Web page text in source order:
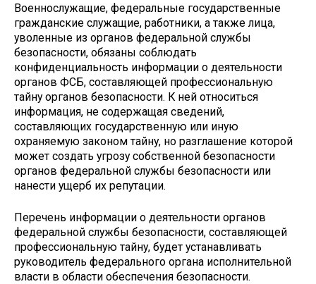
Военнослужащие, федеральные государственные
гражданские служащие, работники, а также лица,
уволенные из органов федеральной службы
безопасности, обязаны соблюдать
конфиденциальность информации о деятельности
органов ФСБ, составляющей профессиональную
тайну органов безопасности. К ней относиться
информация, не содержащая сведений,
составляющих государственную или иную
охраняемую законом тайну, но разглашение которой
может создать угрозу собственной безопасности
органов федеральной службы безопасности или
нанести ущерб их репутации.
Перечень информации о деятельности органов
федеральной службы безопасности, составляющей
профессиональную тайну, будет устанавливать
руководитель федерального органа исполнительной
власти в области обеспечения безопасности.